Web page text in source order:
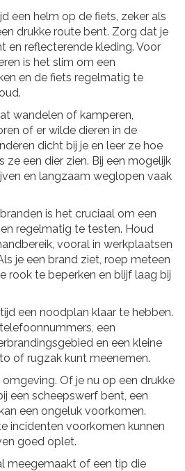
een helm op de fiets, zeker als
drukke route bent. Zorg dat je
en reflecterende kleding. Voor
is het slim om een
en de fiets regelmatig te
wandelen of kamperen,
of er wilde dieren in de
dicht bij je en leer ze hoe
ze een dier zien. Bij een mogelijk
en langzaam weglopen vaak
is het cruciaal om een
regelmatig te testen. Houd
vooral in werkplaatsen
je een brand ziet, roep meteen
rook te beperken en blijf laag bij
een noodplan klaar te hebben.
een
en een kleine
of rugzak kunt meenemen.
Of je nu op een drukke
een scheepswerf bent, een
een ongeluk voorkomen.
incidenten voorkomen kunnen
goed oplet.
meegemaakt of een tip die